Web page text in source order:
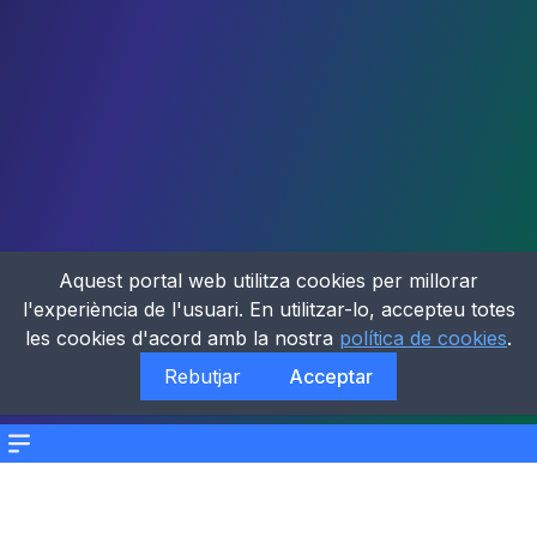
Menu
Aquest portal web utilitza cookies per millorar
l'experiència de l'usuari. En utilitzar-lo, accepteu totes
les cookies d'acord amb la nostra política de cookies.
Rebutjar
Acceptar